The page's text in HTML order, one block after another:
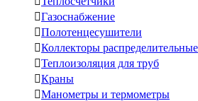
Газоснабжение
Полотенцесушители
Коллекторы распределительные
Теплоизоляция для труб
Краны
Манометры и термометры